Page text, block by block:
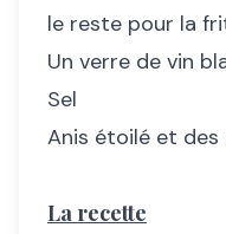
le reste pour la
Un verre de vin
Sel
Anis étoilé et des
La recette